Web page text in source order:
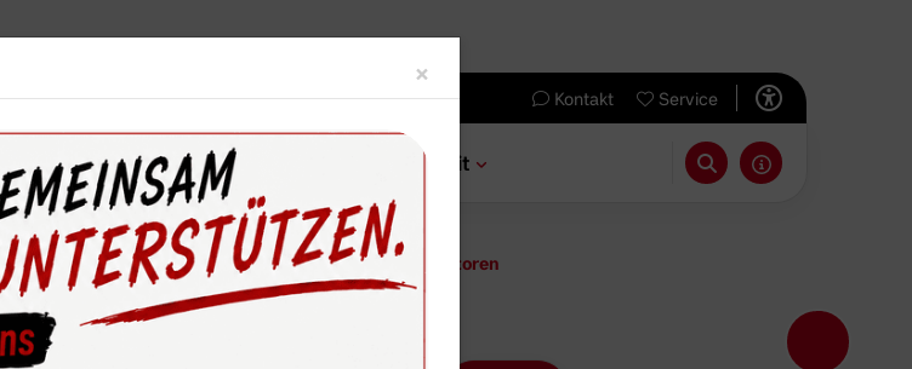
Kontakt Service
Service Sponsoren Fun & Freizeit
19,07 ermöglicht die Anschaffung von 6 neuen Minitoren
× Close